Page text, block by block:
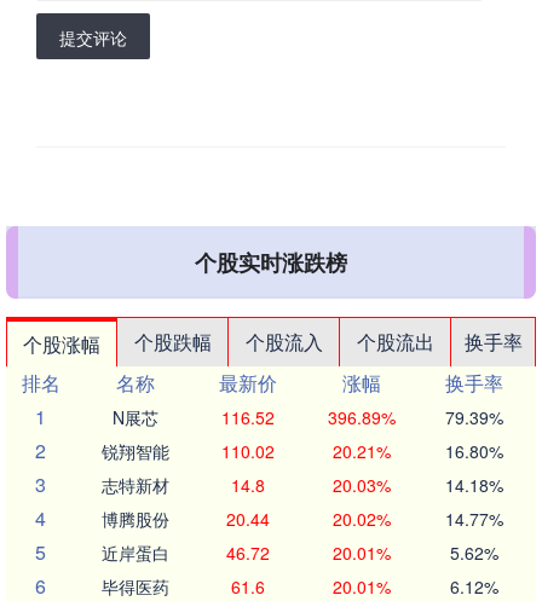
提交评论
个股实时涨跌榜
个股涨幅 个股跌幅 个股流入 个股流出
换手率
排名
名称 最新价 涨幅
换手率
1
N展芯 116.52 396.89% 79.39%
2 锐翔智能 110.02 20.21% 16.80%
3 志特新材 14.8 20.03% 14.18%
4 博腾股份 20.44 20.02% 14.77%
5 近岸蛋白 46.72 20.01% 5.62%
6 毕得医药 61.6 20.01% 6.12%